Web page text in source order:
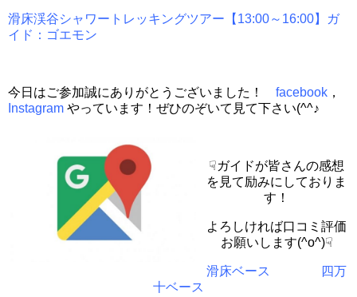
滑床渓谷シャワートレッキングツアー【13:00～16:00】ガ
イド：ゴエモン
今日はご参加誠にありがとうございました！ facebook ，
Instagram やっています！ぜひのぞいて見て下さい(^^♪
☟ガイドが皆さんの感想
を見て励みにしておりま
す！
よろしければ口コミ評価
お願いします(^o^)☟
滑床ベース
四万
十ベース